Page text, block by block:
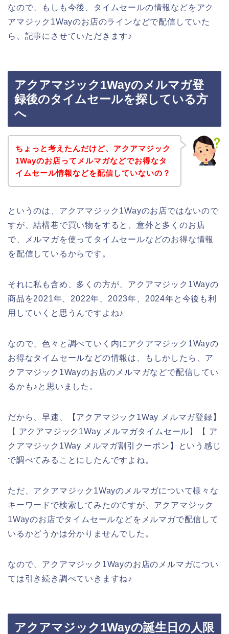
なので、もしも今後、タイムセールの情報などをアク
アマジック1Wayのお店のラインなどで配信していた
ら、記事にさせていただきます♪
アクアマジック1Wayのメルマガ登
録後のタイムセールを探している方
へ
ちょっと考えたんだけど、アクアマジック
1Wayのお店ってメルマガなどでお得なタ
イムセール情報などを配信していないの？
というのは、アクアマジック1Wayのお店ではないので
すが、結構巷で買い物をすると、意外と多くのお店
で、メルマガを使ってタイムセールなどのお得な情報
を配信しているからです。
それに私も含め、多くの方が、アクアマジック1Wayの
商品を2021年、2022年、2023年、2024年と今後も利
用していくと思うんですよね♪
なので、色々と調べていく内にアクアマジック1Wayの
お得なタイムセールなどの情報は、もしかしたら、ア
クアマジック1Wayのお店のメルマガなどで配信してい
るかも♪と思いました。
だから、早速、【アクアマジック1Way メルマガ登録】
【 アクアマジック1Way メルマガタイムセール】【 ア
クアマジック1Way メルマガ割引クーポン】という感じ
で調べてみることにしたんですよね。
ただ、アクアマジック1Wayのメルマガについて様々な
キーワードで検索してみたのですが、アクアマジック
1Wayのお店でタイムセールなどをメルマガで配信して
いるかどうかは分かりませんでした。
なので、アクアマジック1Wayのお店のメルマガについ
ては引き続き調べていきますね♪
アクアマジック1Wayの誕生日の人限